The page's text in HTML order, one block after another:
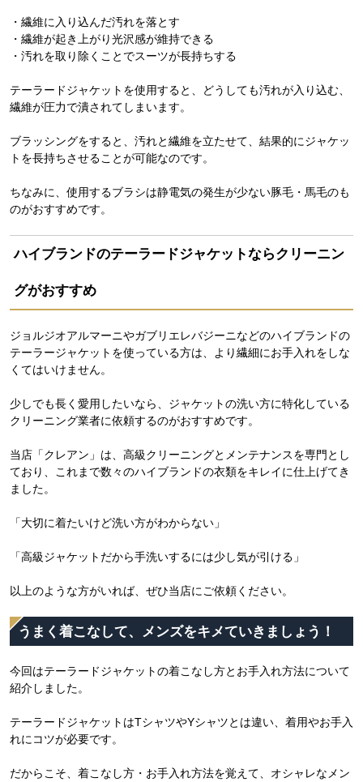
・繊維に入り込んだ汚れを落とす
・繊維が起き上がり光沢感が維持できる
・汚れを取り除くことでスーツが長持ちする
テーラードジャケットを使用すると、どうしても汚れが入り込む、
繊維が圧力で潰されてしまいます。
ブラッシングをすると、汚れと繊維を立たせて、結果的にジャケッ
トを長持ちさせることが可能なのです。
ちなみに、使用するブラシは静電気の発生が少ない豚毛・馬毛のも
のがおすすめです。
ハイブランドのテーラードジャケットならクリーニン
グがおすすめ
ジョルジオアルマーニやガブリエレバジーニなどのハイブランドの
テーラージャケットを使っている方は、より繊細にお手入れをしな
くてはいけません。
少しでも長く愛用したいなら、ジャケットの洗い方に特化している
クリーニング業者に依頼するのがおすすめです。
当店「クレアン」は、高級クリーニングとメンテナンスを専門とし
ており、これまで数々のハイブランドの衣類をキレイに仕上げてき
ました。
「大切に着たいけど洗い方がわからない」
「高級ジャケットだから手洗いするには少し気が引ける」
以上のような方がいれば、ぜひ当店にご依頼ください。
うまく着こなして、メンズをキメていきましょう！
今回はテーラードジャケットの着こなし方とお手入れ方法について
紹介しました。
テーラードジャケットはTシャツやYシャツとは違い、着用やお手入
れにコツが必要です。
だからこそ、着こなし方・お手入れ方法を覚えて、オシャレなメン